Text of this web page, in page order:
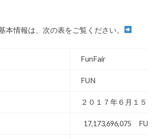
本情報は、次の表をご覧ください。
FunFair
FUN
２０１７年６月１５
17,173,696,075